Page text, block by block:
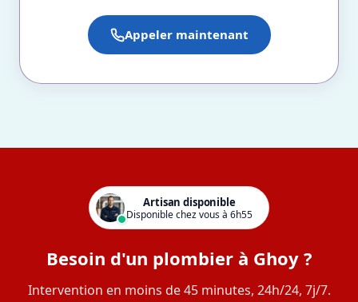
Appeler maintenant
Artisan disponible
Disponible chez vous à 6h55
Besoin d'un plombier à Ghoy ?
Intervention en moins de 45 minutes, 24h/24, 7j/7.